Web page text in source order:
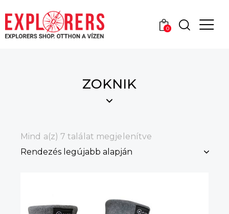
0
ZOKNIK
Mind a(z) 7 találat megjelenítve